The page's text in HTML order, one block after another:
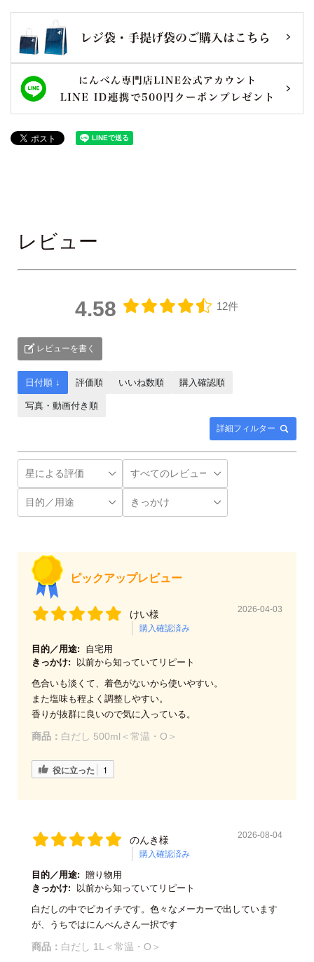
レビュー
4.58 12件
レビューを書く
詳細フィルター
日付順 ↓ 評価順 いいね数順 購入確認順
写真・動画付き順
ピックアップレビュー
けい様
購入確認済み
2026-04-03
目的／用途:
自宅用
きっかけ:
以前から知っていてリピート
色合いも淡くて、着色がないから使いやすい。
また塩味も程よく調整しやすい。
香りが抜群に良いので気に入っている。
商品： 白だし 500ml＜常温・O＞
役に立った 1
のんき様
購入確認済み
2026-08-04
目的／用途: 贈り物用
きっかけ:
以前から知っていてリピート
白だしの中でピカイチです。色々なメーカーで出しています
が、うちではにんべんさん一択です
商品： 白だし 1L＜常温・O＞